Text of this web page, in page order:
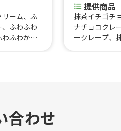
リーム、ふ
、ふわふわ
ふわかき
オカミルク
スベリーの
提供商品
抹茶イチゴチ
ナチョコクレ
ークレープ、
合わせ